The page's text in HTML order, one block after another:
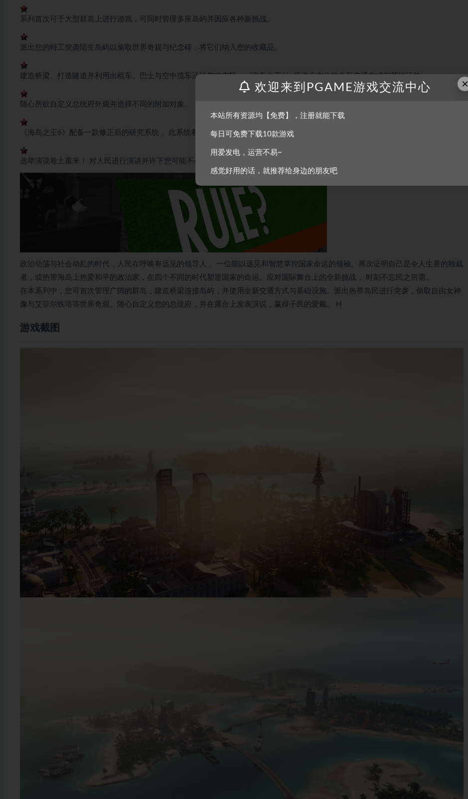
系列首次可于大型群岛上进行游戏，可同时管理多座岛屿并因应各种新挑战。
派出您的特工突袭陌生岛屿以偷取世界奇观与纪念碑，将它们纳入您的收藏品。
建造桥梁、打造隧道并利用出租车、巴士与空中缆车运输您的市民。《海岛之王6》提供全方位的全新交通方式与基础设施。
随心所欲自定义总统府外观并选择不同的附加对象。
《海岛之王6》配备一款修正后的研究系统， 此系统着重于政治方面，让您成为世界上最伟大的独裁者。
选举演说卷土重来！ 对人民进行演讲并许下您可能不会兑现的承诺。
政治动荡与社会动乱的时代，人民在呼唤有远见的领导人， 一位能以远见和智慧掌控国家命运的领袖。再次证明自己是令人生畏的独裁
者，或热带海岛上热爱和平的政治家，在四个不同的时代塑造国家的命运。应对国际舞台上的全新挑战， 时刻不忘民之所需。
在本系列中，您可首次管理广阔的群岛，建造桥梁连接岛屿，并使用全新交通方式与基础设施。派出热带岛民进行突袭，偷取自由女神
像与艾菲尔铁塔等世界奇观。随心自定义您的总统府，并在露台上发表演说，赢得子民的爱戴。 H
游戏截图
×
欢迎来到PGAME游戏交流中心
本站所有资源均【免费】，注册就能下载
每日可免费下载10款游戏
用爱发电，运营不易~
感觉好用的话，就推荐给身边的朋友吧